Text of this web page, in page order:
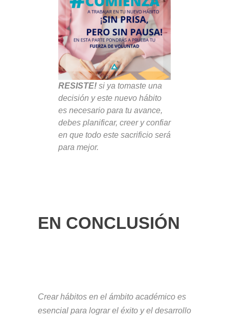
RESISTE! si ya tomaste una
decisión y este nuevo hábito
es necesario para tu avance,
debes planificar, creer y confiar
en que todo este sacrificio será
para mejor.
EN CONCLUSIÓN
Crear hábitos en el ámbito académico es
esencial para lograr el éxito y el desarrollo